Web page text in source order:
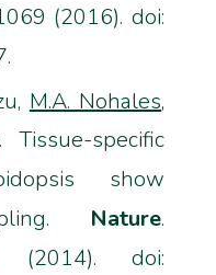
(2016). doi:
M.A. Nohales,
specific
show
Nature.
(2014). doi: